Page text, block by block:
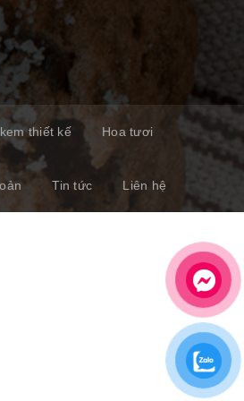
thiết kế Hoa tươi
Tin tức Liên hệ